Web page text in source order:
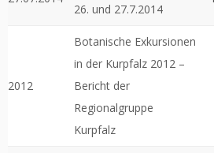
26. und 27.7.2014
2012
Botanische Exkursionen
in der Kurpfalz 2012 –
Bericht der
Regionalgruppe
Kurpfalz